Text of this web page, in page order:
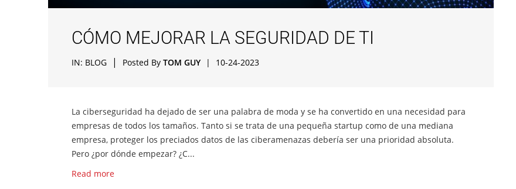
CÓMO MEJORAR LA SEGURIDAD DE TI
IN: BLOG | Posted By TOM GUY | 10-24-2023
La ciberseguridad ha dejado de ser una palabra de moda y se ha convertido en una necesidad para
empresas de todos los tamaños. Tanto si se trata de una pequeña startup como de una mediana
empresa, proteger los preciados datos de las ciberamenazas debería ser una prioridad absoluta.
Pero ¿por dónde empezar? ¿C...
Read more